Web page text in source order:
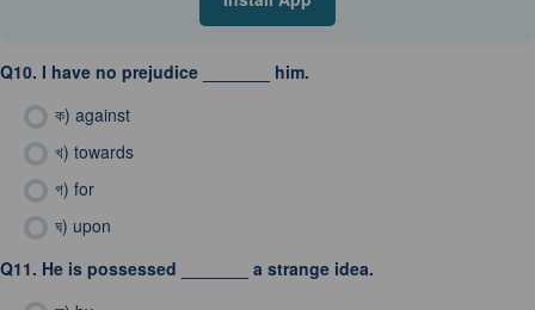
Q10. I have no prejudice _______ him.
ক) against
খ) towards
গ) for
ঘ) upon
Q11. He is possessed _______ a strange idea.